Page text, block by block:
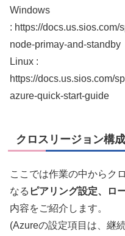
Windows
: https://docs.us.sios.com/
node-primay-and-standby
Linux :
https://docs.us.sios.com/
azure-quick-start-guide
クロスリージョン構
ここでは作業の中からク
なる ピアリング設定、ロ
内容をご紹介します。
(Azureの設定項目は、継